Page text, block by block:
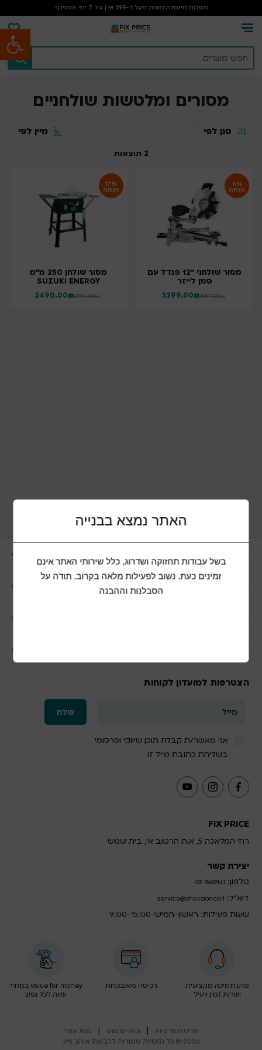
פתח סרגל נגישות
משלוח חינםלהזמנות מעל ל-299 ₪ | עד 7 ימי אספקה
מסורים ומלטשות שולחניים
סנן לפי מיין לפי
2 תוצאות
6%
הנחה
מסור שולחני "12 פנדל עם
סמן לייזר
₪
3299.00 ₪
3499.00
17%
הנחה
מסור שולחן 250 מ"מ
SUZUKI ENERGY
₪
2490.00 ₪
2990.00
FIX PRICE
רח' המלאכה 5, א.ת הרטוב א', בית שמש
יצירת קשר
טלפון: 02-9669141
דוא”ל: service@ohevzion.co.il
שעות פעילות: ראשון-חמישי 9:00-15:00
הצטרפות למועדון לקוחות
אני מאשר/ת קבלת תוכן שיווקי ופרסומי
בשליחת כתובת מייל זו
מתן תמיכה מקצועית
ושרות זמין ויעיל
רכישה מאובטחת
value for money במחיר
שווה לכל נפש
מדיניות פרטיות | תנאי שימוש | מפת אתר
2026 © כל הזכויות שמורות לקבוצת אוהב ציון
האתר נמצא בבנייה
בשל עבודות תחזוקה ושדרוג, כלל שירותי האתר אינם
זמינים כעת. נשוב לפעילות מלאה בקרוב. תודה על
הסבלנות וההבנה